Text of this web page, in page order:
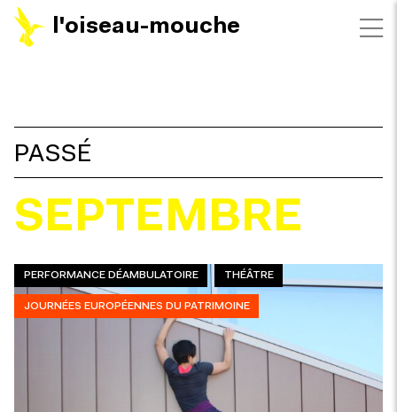
l'oiseau-mouche
FILTRES
PASSÉ
SEPTEMBRE
PERFORMANCE DÉAMBULATOIRE THÉÂTRE
JOURNÉES EUROPÉENNES DU PATRIMOINE